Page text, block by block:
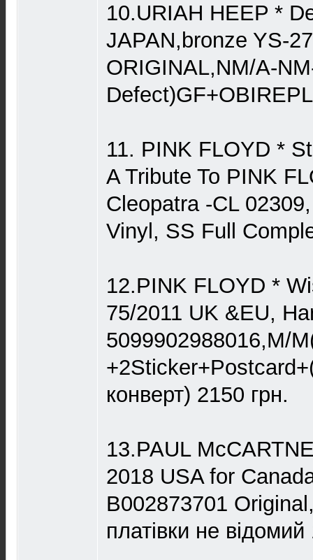
10.URIAH HEEP *
JAPAN,bronze YS-
ORIGINAL,NM/A-
11. PINK FLOYD *
A Tribute To PINK
Cleopatra -CL
Vinyl, SS Full
12.PINK FLOYD *
75/2011 UK &EU,
5099902988016,M/
конверт) 2150 грн.
13.PAUL
2018 USA for
B002873701
платівки не